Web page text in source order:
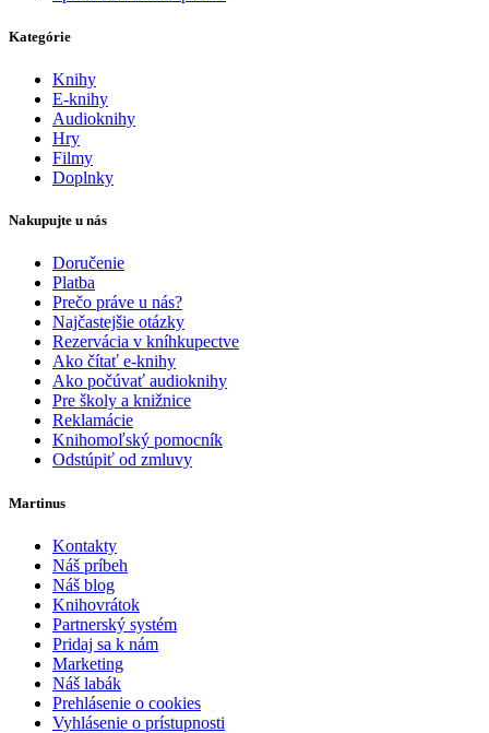
Kategórie
Knihy
E-knihy
Audioknihy
Hry
Filmy
Doplnky
Nakupujte u nás
Doručenie
Platba
Prečo práve u nás?
Najčastejšie otázky
Rezervácia v kníhkupectve
Ako čítať e-knihy
Ako počúvať audioknihy
Pre školy a knižnice
Reklamácie
Knihomoľský pomocník
Odstúpiť od zmluvy
Martinus
Kontakty
Náš príbeh
Náš blog
Knihovrátok
Partnerský systém
Pridaj sa k nám
Marketing
Náš labák
Prehlásenie o cookies
Vyhlásenie o prístupnosti